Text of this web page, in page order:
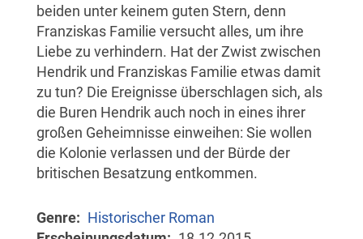
beiden unter keinem guten Stern, denn
Franziskas Familie versucht alles, um ihre
Liebe zu verhindern. Hat der Zwist zwischen
Hendrik und Franziskas Familie etwas damit
zu tun? Die Ereignisse überschlagen sich, als
die Buren Hendrik auch noch in eines ihrer
großen Geheimnisse einweihen: Sie wollen
die Kolonie verlassen und der Bürde der
britischen Besatzung entkommen.
Genre
Historischer Roman